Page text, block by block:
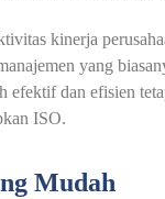
kinerja
yang
efektif dan efisien
ISO.
Mudah